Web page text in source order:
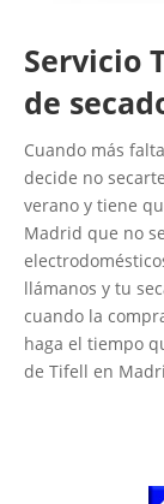
Servicio
de
Cuando más
decide no
verano y tiene
Madrid que no
llámanos y tu
cuando la
haga el tiempo
de Tifell en